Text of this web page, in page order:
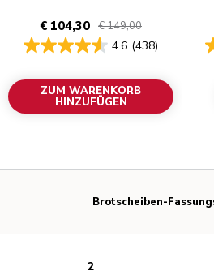
€ 104,30 € 149,00
4.6 (438)
ZUM WARENKORB
HINZUFÜGEN
Brotscheiben-
2